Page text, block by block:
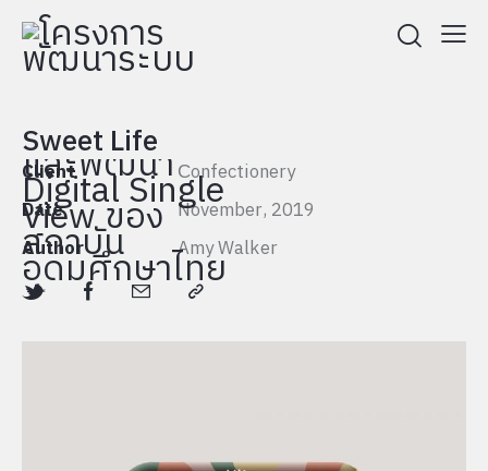
Sweet Life
Client
Сonfectionery
Date
November, 2019
Author
Amy Walker